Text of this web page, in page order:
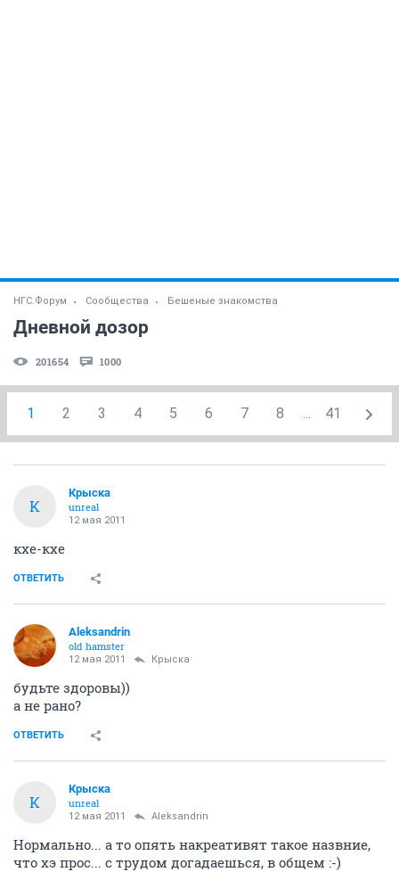
НГС.Форум Сообщества Бешеные знакомства
Дневной дозор
201654 1000
1 2 3 4 5 6 7 8 ... 41
К
Крыска
unreal
12 мая 2011
кхе-кхе
ОТВЕТИТЬ
Aleksandrin
old hamster
12 мая 2011 Крыска
будьте здоровы))
а не рано?
ОТВЕТИТЬ
К
Крыска
unreal
12 мая 2011 Aleksandrin
Нормально... а то опять накреативят такое назвние,
что хэ прос... с трудом догадаешься, в общем :-)